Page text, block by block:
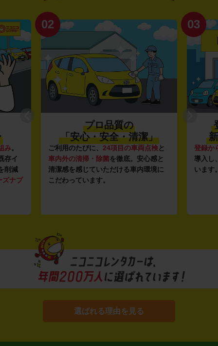
み。
存イ
削減
ズナブ
02
プロ品質の
「安心・安全・清潔」
ご利用のたびに、 24項目の車両点検と
車内外の清掃・除菌を徹底。安心感と
清潔感を感じていただける車内環境に
こだわっています。
03
登録か
導入し
います
選ばれる理由を見る